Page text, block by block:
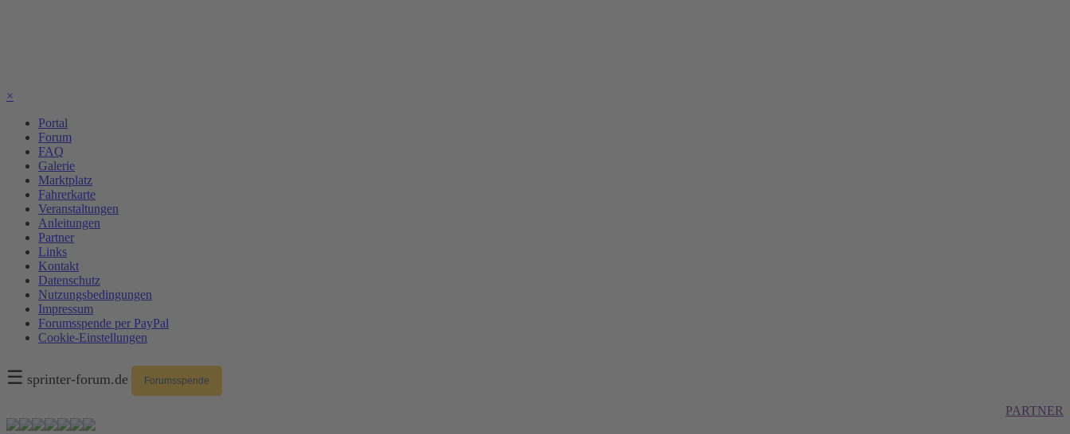
×
Portal
Forum
FAQ
Galerie
Marktplatz
Fahrerkarte
Veranstaltungen
Anleitungen
Partner
Links
Kontakt
Datenschutz
Nutzungsbedingungen
Impressum
Forumsspende per PayPal
Cookie-Einstellungen
☰ sprinter-forum.de Forumsspende
PARTNER